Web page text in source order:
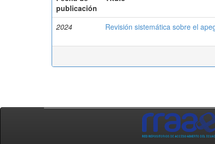
publicación
2024 Revisión sistemática sobre el